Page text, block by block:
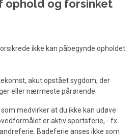
ophold og forsinket
ikke kan påbegynde opholdet
akut opstået sygdom, der
eller nærmeste pårørende.
medvirker at du ikke kan udøve
er aktiv sportsferie, - fx
Badeferie anses ikke som